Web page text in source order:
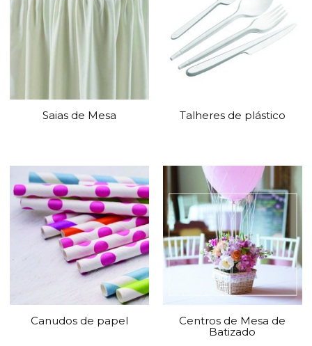
Saias de Mesa Talheres de plástico
Canudos de papel
Centros de Mesa de
Batizado